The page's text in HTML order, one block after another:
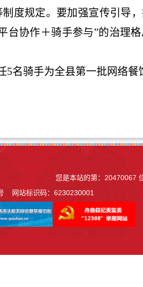
制度规定。要加强宣传引导
台协作＋骑手参与”的治理
名骑手为全县第一批网络餐
网站标识码：6230230001
您是本站的第： 20470067